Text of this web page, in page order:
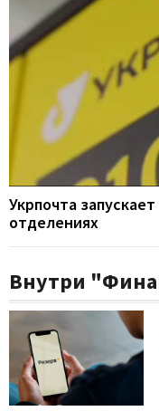
Укрпочта
отделениях
Внутри